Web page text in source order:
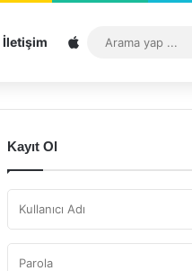
İletişim Sitemap
Kayıt Ol